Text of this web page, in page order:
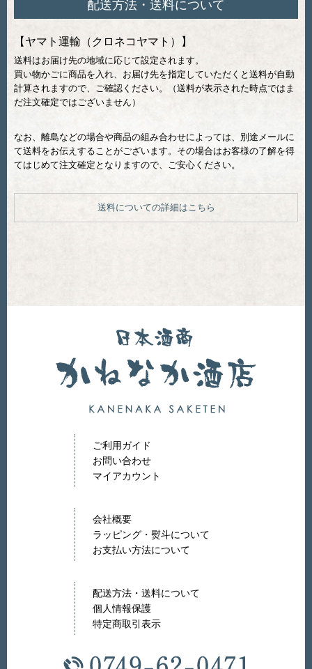
配送方法・送料について
【ヤマト運輸（クロネコヤマト）】
送料はお届け先の地域に応じて設定されます。
買い物かごに商品を入れ、お届け先を指定していただくと送料が自動
計算されますので、ご確認ください。（送料が表示された時点ではま
だ注文確定ではございません）
なお、離島などの場合や商品の組み合わせによっては、別途メールに
て送料をお伝えすることがございます。その場合はお客様の了解を得
てはじめて注文確定となりますので、ご安心ください。
送料についての詳細はこちら
ご利用ガイド
お問い合わせ
マイアカウント
会社概要
ラッピング・熨斗について
お支払い方法について
配送方法・送料について
個人情報保護
特定商取引表示